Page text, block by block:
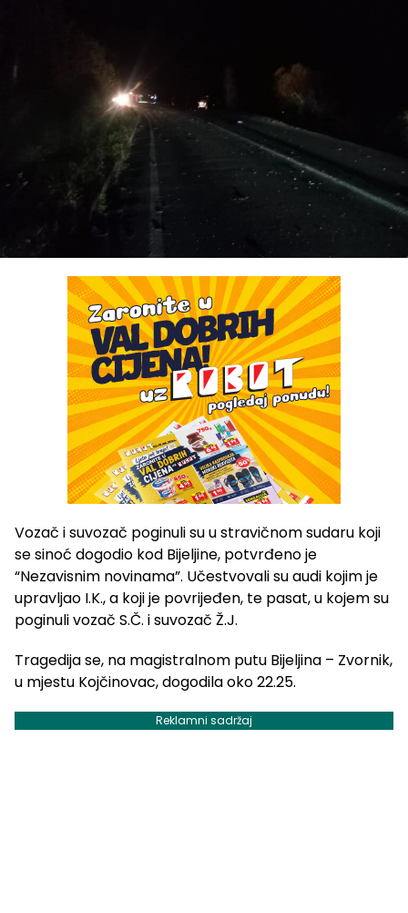
Vozač i suvozač poginuli su u stravičnom sudaru koji
se sinoć dogodio kod Bijeljine, potvrđeno je
“Nezavisnim novinama”. Učestvovali su audi kojim je
upravljao I.K., a koji je povrijeđen, te pasat, u kojem su
poginuli vozač S.Č. i suvozač Ž.J.
Tragedija se, na magistralnom putu Bijeljina – Zvornik,
u mjestu Kojčinovac, dogodila oko 22.25.
Reklamni sadržaj